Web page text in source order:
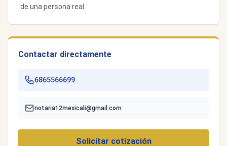
de una persona real.
Contactar directamente
6865566699
notaria12mexicali@gmail.com
Solicitar cotización